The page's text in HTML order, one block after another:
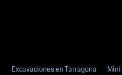
Excavaciones en Tarragona
Mini